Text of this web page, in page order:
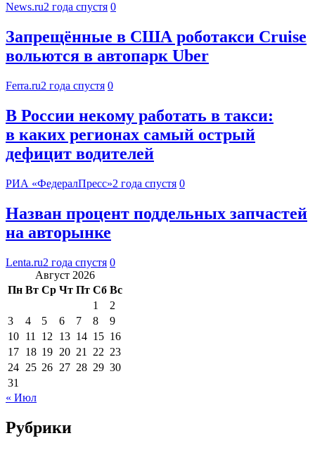
News.ru2 года спустя 0
Запрещённые в США роботакси Cruise
вольются в автопарк Uber
Ferra.ru2 года спустя 0
В России некому работать в такси:
в каких регионах самый острый
дефицит водителей
РИА «ФедералПресс»2 года спустя 0
Назван процент поддельных запчастей
на авторынке
Lenta.ru2 года спустя 0
Август 2026
Пн Вт Ср Чт Пт Сб Вс
1
2
3
4 5 6 7 8
9
10 11 12 13 14 15 16
17 18 19 20 21 22 23
24 25 26 27 28 29 30
31
« Июл
Рубрики